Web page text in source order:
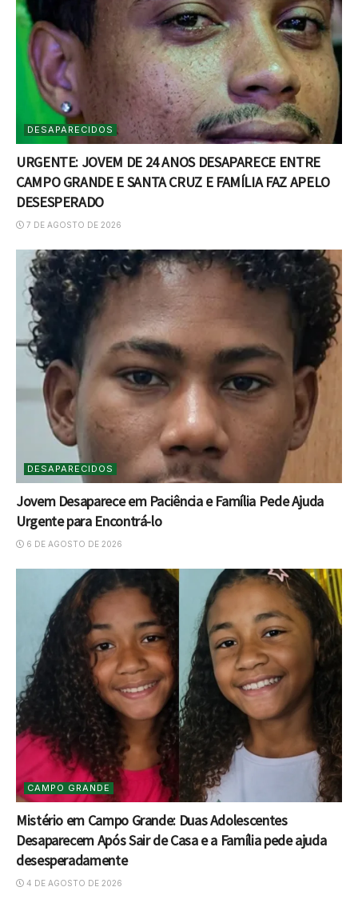
DESAPARECIDOS
URGENTE: JOVEM DE 24 ANOS DESAPARECE ENTRE
CAMPO GRANDE E SANTA CRUZ E FAMÍLIA FAZ APELO
DESESPERADO
7 DE AGOSTO DE 2026
DESAPARECIDOS
Jovem Desaparece em Paciência e Família Pede Ajuda
Urgente para Encontrá-lo
6 DE AGOSTO DE 2026
CAMPO GRANDE
Mistério em Campo Grande: Duas Adolescentes
Desaparecem Após Sair de Casa e a Família pede ajuda
desesperadamente
4 DE AGOSTO DE 2026